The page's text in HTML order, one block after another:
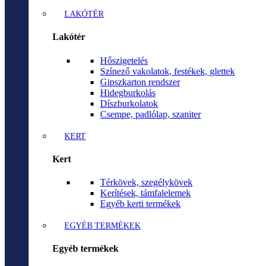
LAKÓTÉR
Lakótér
Hőszigetelés
Színező vakolatok, festékek, glettek
Gipszkarton rendszer
Hidegburkolás
Díszburkolatok
Csempe, padlólap, szaniter
KERT
Kert
Térkövek, szegélykövek
Kerítések, támfalelemek
Egyéb kerti termékek
EGYÉB TERMÉKEK
Egyéb termékek